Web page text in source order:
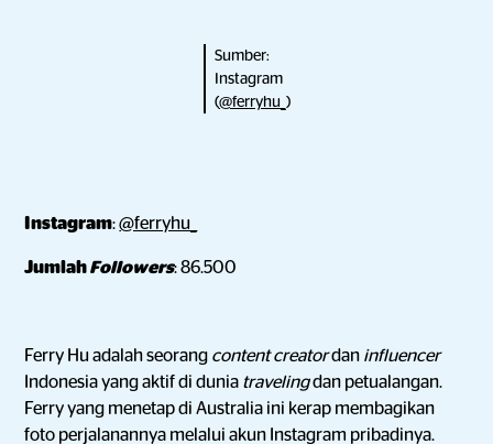
Sumber:
Instagram
(@ferryhu_ )
Instagram:@ferryhu_
JumlahFollowers: 86.500
Ferry Hu adalah seorang content creatordan influencer
Indonesia yang aktif di dunia travelingdan petualangan.
Ferry yang menetap di Australia ini kerap membagikan
foto perjalanannya melalui akun Instagram pribadinya.